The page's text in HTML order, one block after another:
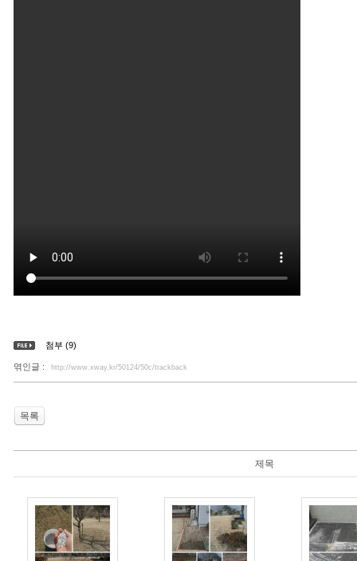
첨부 (9)
엮인글 : http://www.xway.kr/50124/50c/trackback
목록
제목